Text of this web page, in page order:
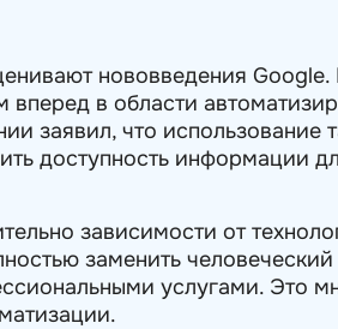
нововведения
в области
заявил, что использование
доступность информации
зависимости от
заменить
услугами. Это